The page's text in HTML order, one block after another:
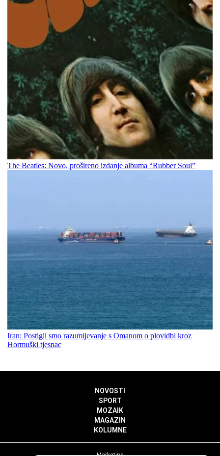
The Beatles: Novo, prošireno izdanje albuma “Rubber Soul”
Iran: Postigli smo razumijevanje s Omanom o plovidbi kroz
Hormuški tjesnac
NOVOSTI
SPORT
MOZAIK
MAGAZIN
KOLUMNE